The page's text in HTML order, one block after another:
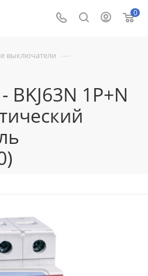
0
выключатели —
BKJ63N 1P+N